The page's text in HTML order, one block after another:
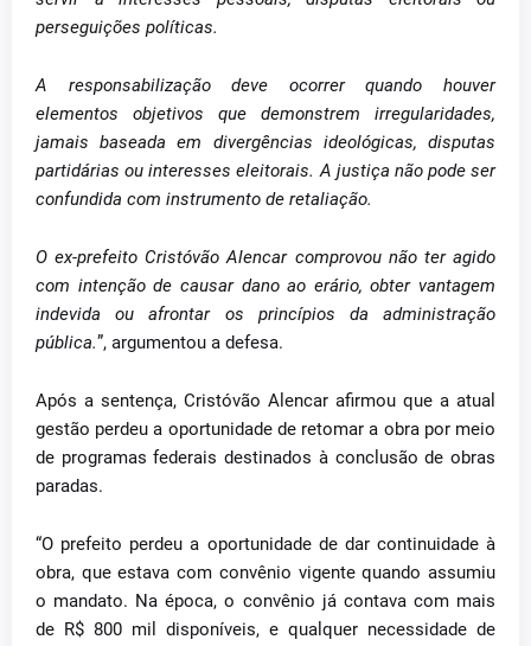
perseguições políticas.
A responsabilização deve ocorrer quando houver
elementos objetivos que demonstrem irregularidades,
jamais baseada em divergências ideológicas, disputas
partidárias ou interesses eleitorais. A justiça não pode ser
confundida com instrumento de retaliação.
O ex-prefeito Cristóvão Alencar comprovou não ter agido
com intenção de causar dano ao erário, obter vantagem
indevida ou afrontar os princípios da administração
pública.”, argumentou a defesa.
Após a sentença, Cristóvão Alencar afirmou que a atual
gestão perdeu a oportunidade de retomar a obra por meio
de programas federais destinados à conclusão de obras
paradas.
“O prefeito perdeu a oportunidade de dar continuidade à
obra, que estava com convênio vigente quando assumiu
o mandato. Na época, o convênio já contava com mais
de R$ 800 mil disponíveis, e qualquer necessidade de